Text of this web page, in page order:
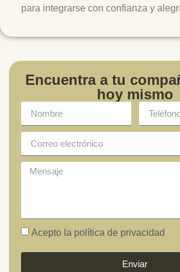
para integrarse con confianza y
Encuentra a tu
hoy mismo
Acepto la política de privacidad
Enviar